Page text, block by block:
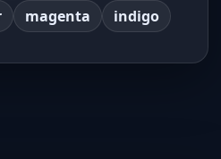
magenta indigo